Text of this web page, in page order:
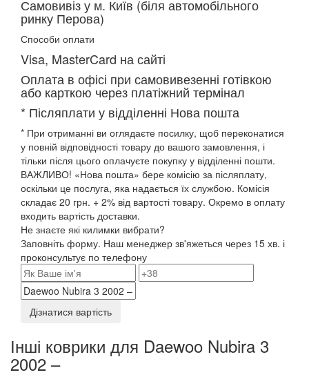
Самовивіз у м. Київ (біля автомобільного
ринку Перова)
Способи оплати
Visa, MasterCard на сайті
Оплата в офісі при самовивезенні готівкою
або карткою через платіжний термінал
* Післяплати у відділенні Нова пошта
* При отриманні ви оглядаєте посилку, щоб переконатися
у повній відповідності товару до вашого замовлення, і
тільки після цього оплачуєте покупку у відділенні пошти.
ВАЖЛИВО! «Нова пошта» бере комісію за післяплату,
оскільки це послуга, яка надається їх службою. Комісія
складає 20 грн. + 2% від вартості товару. Окремо в оплату
входить вартість доставки.
Не знаєте які килимки вибрати?
Заповніть форму. Наш менеджер зв'яжеться через 15 хв. і
проконсультує по телефону
Дізнатися вартість
Інші коврики для Daewoo Nubira 3
2002 –